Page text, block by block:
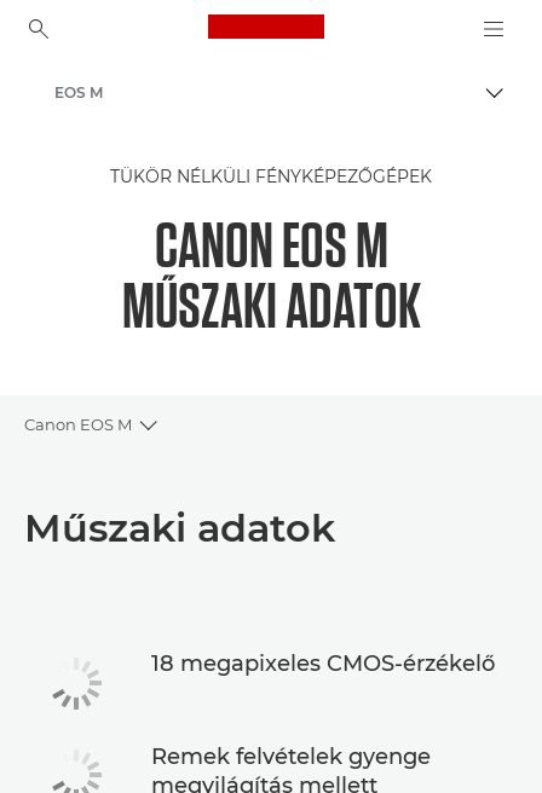
Canon Logo, back to
EOS M
TÜKÖR NÉLKÜLI FÉNYKÉPEZŐGÉPEK
CANON EOS M
MŰSZAKI ADATOK
Canon EOS M
Toggle breadcrumbs
Műszaki adatok
Műszaki adatok
18 megapixeles CMOS-érzékelő
Remek felvételek gyenge
megvilágítás mellett